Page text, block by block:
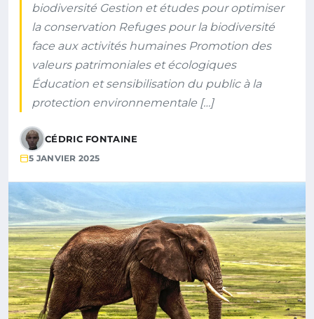
biodiversité Gestion et études pour optimiser
la conservation Refuges pour la biodiversité
face aux activités humaines Promotion des
valeurs patrimoniales et écologiques
Éducation et sensibilisation du public à la
protection environnementale […]
CÉDRIC FONTAINE
5 JANVIER 2025